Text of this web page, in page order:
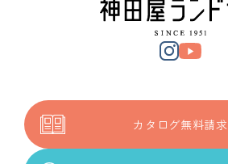
カタログ無料請求